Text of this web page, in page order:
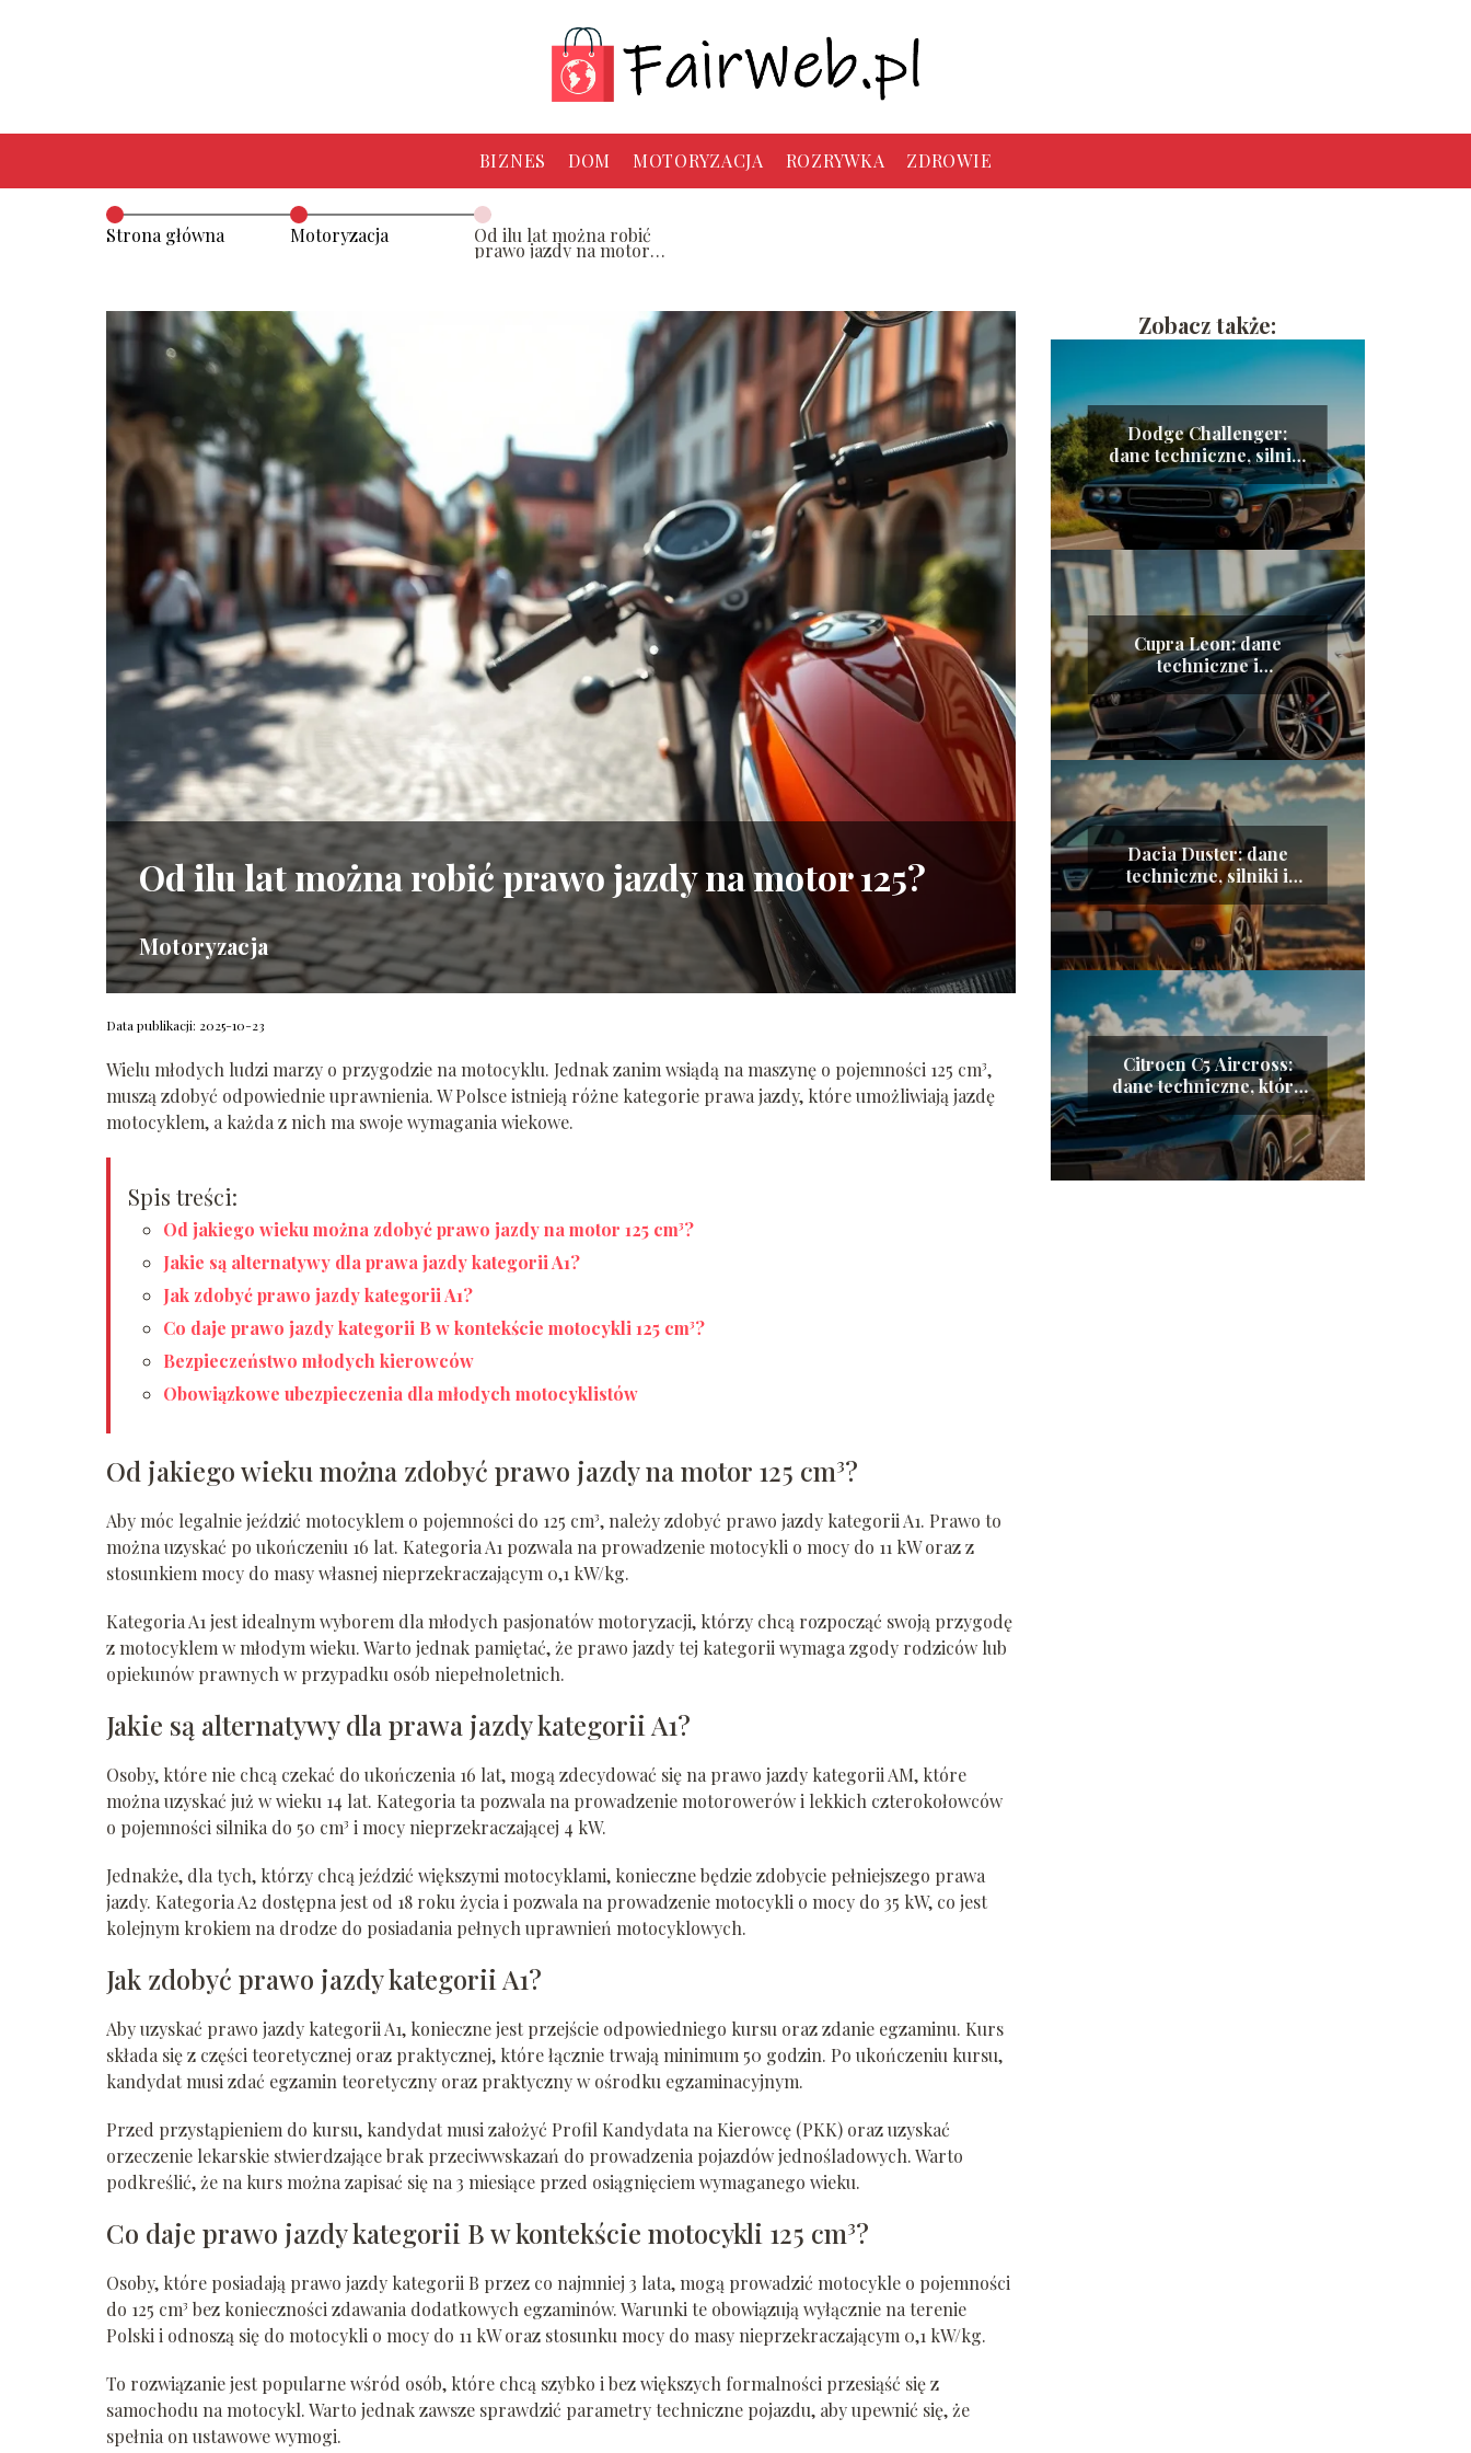
BIZNES DOM MOTORYZACJA ROZRYWKA ZDROWIE
Strona główna Motoryzacja Od ilu lat można robić
prawo jazdy na motor
125?
Od ilu lat można robić prawo jazdy na motor 125?
Motoryzacja
Data publikacji: 2025-10-23
Wielu młodych ludzi marzy o przygodzie na motocyklu. Jednak zanim wsiądą na maszynę o pojemności 125 cm³,
muszą zdobyć odpowiednie uprawnienia. W Polsce istnieją różne kategorie prawa jazdy, które umożliwiają jazdę
motocyklem, a każda z nich ma swoje wymagania wiekowe.
Spis treści:
Od jakiego wieku można zdobyć prawo jazdy na motor 125 cm³?
Jakie są alternatywy dla prawa jazdy kategorii A1?
Jak zdobyć prawo jazdy kategorii A1?
Co daje prawo jazdy kategorii B w kontekście motocykli 125 cm³?
Bezpieczeństwo młodych kierowców
Obowiązkowe ubezpieczenia dla młodych motocyklistów
Od jakiego wieku można zdobyć prawo jazdy na motor 125 cm³?
Aby móc legalnie jeździć motocyklem o pojemności do 125 cm³, należy zdobyć prawo jazdy kategorii A1. Prawo to
można uzyskać po ukończeniu 16 lat. Kategoria A1 pozwala na prowadzenie motocykli o mocy do 11 kW oraz z
stosunkiem mocy do masy własnej nieprzekraczającym 0,1 kW/kg.
Kategoria A1 jest idealnym wyborem dla młodych pasjonatów motoryzacji, którzy chcą rozpocząć swoją przygodę
z motocyklem w młodym wieku. Warto jednak pamiętać, że prawo jazdy tej kategorii wymaga zgody rodziców lub
opiekunów prawnych w przypadku osób niepełnoletnich.
Jakie są alternatywy dla prawa jazdy kategorii A1?
Osoby, które nie chcą czekać do ukończenia 16 lat, mogą zdecydować się na prawo jazdy kategorii AM, które
można uzyskać już w wieku 14 lat. Kategoria ta pozwala na prowadzenie motorowerów i lekkich czterokołowców
o pojemności silnika do 50 cm³ i mocy nieprzekraczającej 4 kW.
Jednakże, dla tych, którzy chcą jeździć większymi motocyklami, konieczne będzie zdobycie pełniejszego prawa
jazdy. Kategoria A2 dostępna jest od 18 roku życia i pozwala na prowadzenie motocykli o mocy do 35 kW, co jest
kolejnym krokiem na drodze do posiadania pełnych uprawnień motocyklowych.
Jak zdobyć prawo jazdy kategorii A1?
Aby uzyskać prawo jazdy kategorii A1, konieczne jest przejście odpowiedniego kursu oraz zdanie egzaminu. Kurs
składa się z części teoretycznej oraz praktycznej, które łącznie trwają minimum 50 godzin. Po ukończeniu kursu,
kandydat musi zdać egzamin teoretyczny oraz praktyczny w ośrodku egzaminacyjnym.
Przed przystąpieniem do kursu, kandydat musi założyć Profil Kandydata na Kierowcę (PKK) oraz uzyskać
orzeczenie lekarskie stwierdzające brak przeciwwskazań do prowadzenia pojazdów jednośladowych. Warto
podkreślić, że na kurs można zapisać się na 3 miesiące przed osiągnięciem wymaganego wieku.
Co daje prawo jazdy kategorii B w kontekście motocykli 125 cm³?
Osoby, które posiadają prawo jazdy kategorii B przez co najmniej 3 lata, mogą prowadzić motocykle o pojemności
do 125 cm³ bez konieczności zdawania dodatkowych egzaminów. Warunki te obowiązują wyłącznie na terenie
Polski i odnoszą się do motocykli o mocy do 11 kW oraz stosunku mocy do masy nieprzekraczającym 0,1 kW/kg.
To rozwiązanie jest popularne wśród osób, które chcą szybko i bez większych formalności przesiąść się z
samochodu na motocykl. Warto jednak zawsze sprawdzić parametry techniczne pojazdu, aby upewnić się, że
spełnia on ustawowe wymogi.
Zobacz także:
Dodge Challenger:
dane techniczne, silniki
i zużycie paliwa
Cupra Leon: dane
techniczne i
charakterystyka
pojazdu
Dacia Duster: dane
techniczne, silniki i
zużycie paliwa
Citroen C5 Aircross:
dane techniczne, które
musisz znać